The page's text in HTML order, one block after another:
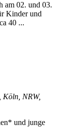
am 02. und 03.
Kinder und
40 ...
Köln, NRW,
und junge